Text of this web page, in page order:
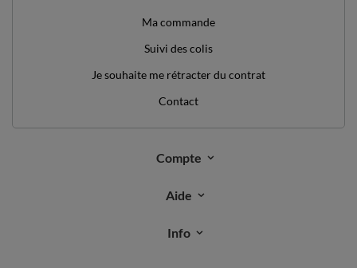
Ma commande
Suivi des colis
Je souhaite me rétracter du contrat
Contact
Compte
Aide
Info